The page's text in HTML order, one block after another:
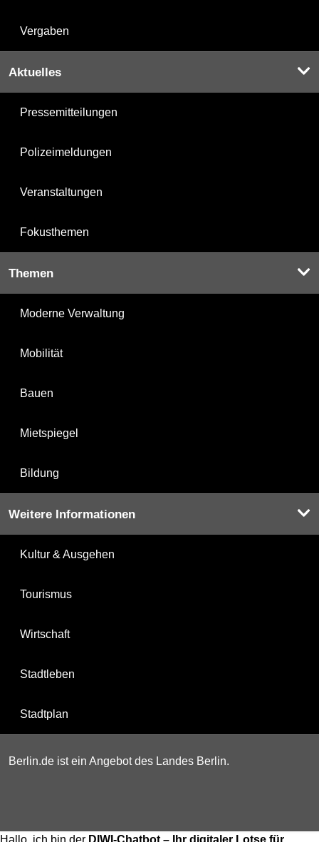
Vergaben
Aktuelles
Pressemitteilungen
Polizeimeldungen
Veranstaltungen
Fokusthemen
Themen
Moderne Verwaltung
Mobilität
Bauen
Mietspiegel
Bildung
Weitere Informationen
Kultur & Ausgehen
Tourismus
Wirtschaft
Stadtleben
Stadtplan
Berlin.de ist ein Angebot des Landes Berlin.